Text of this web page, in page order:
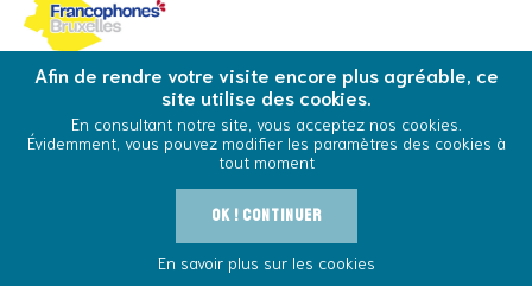
Cool And Safe
© Copyright 2026 La Plateforme - Tous droits réservés
Conditions Générales d’Utilisation
Cookies
Afin de rendre votre visite encore plus agréable, ce
site utilise des cookies.
En consultant notre site, vous acceptez nos cookies.
Évidemment, vous pouvez modifier les paramètres des cookies à
tout moment
OK ! Continuer
En savoir plus sur les cookies